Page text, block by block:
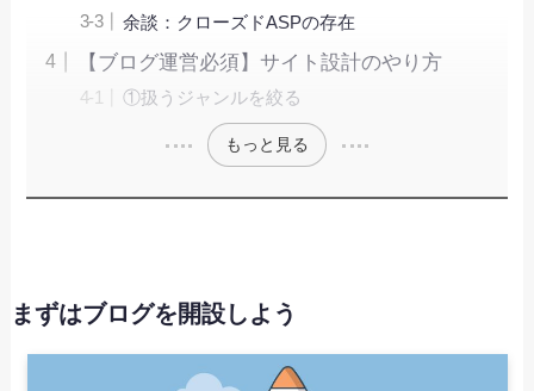
余談：クローズドASPの存在
【ブログ運営必須】サイト設計のやり方
①扱うジャンルを絞る
もっと見る
まずはブログを開設しよう